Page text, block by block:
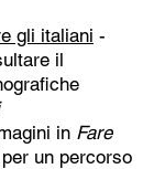
gli italiani -
il
in Fare
un percorso